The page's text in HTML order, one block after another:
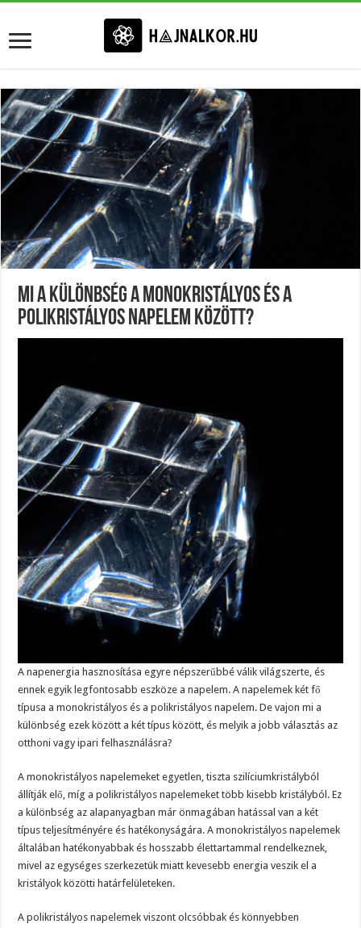
Mi A Különbség A Monokristályos És A
Polikristályos Napelem Között?
A napenergia hasznosítása egyre népszerűbbé válik világszerte, és
ennek egyik legfontosabb eszköze a napelem. A napelemek két fő
típusa a monokristályos és a polikristályos napelem. De vajon mi a
különbség ezek között a két típus között, és melyik a jobb választás az
otthoni vagy ipari felhasználásra?
A monokristályos napelemeket egyetlen, tiszta szilíciumkristályból
állítják elő, míg a polikristályos napelemeket több kisebb kristályból. Ez
a különbség az alapanyagban már önmagában hatással van a két
típus teljesítményére és hatékonyságára. A monokristályos napelemek
általában hatékonyabbak és hosszabb élettartammal rendelkeznek,
mivel az egységes szerkezetük miatt kevesebb energia veszik el a
kristályok közötti határfelületeken.
A polikristályos napelemek viszont olcsóbbak és könnyebben